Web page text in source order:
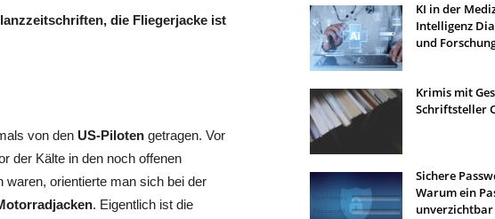
die Fliegerjacke ist
von den US-Piloten getragen. Vor
der Kälte in den noch offenen
orientierte man sich bei der
. Eigentlich ist die
KI in der
Intelligenz
und
Krimis mit
Schriftsteller
Sichere
Warum ein